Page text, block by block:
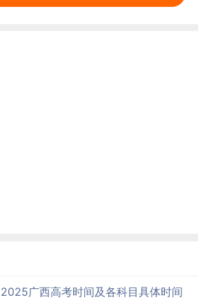
2025广西高考时间及各科目具体时间